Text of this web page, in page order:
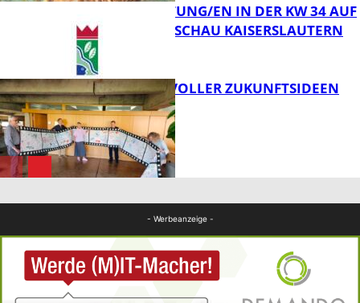
FB Kultur
VERANSTALTUNG/EN IN DER KW 34 AUF
DER GARTENSCHAU KAISERSLAUTERN
FILMROLLE VOLLER ZUKUNFTSIDEEN
- Werbeanzeige -